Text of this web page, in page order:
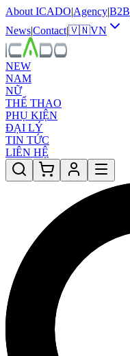
About ICADO|Agency|B2B
News|Contact|🇻🇳VN
NEW
NAM
NỮ
THỂ THAO
PHỤ KIỆN
ĐẠI LÝ
TIN TỨC
LIÊN HỆ